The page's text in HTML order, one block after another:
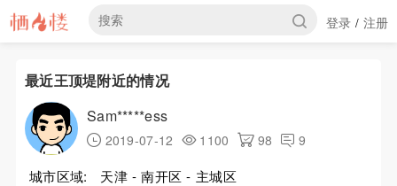
登录 / 注册
最近王顶堤附近的情况
Sam*****ess
2019-07-12 1100 98 9
城市区域:
天津 - 南开区 - 主城区